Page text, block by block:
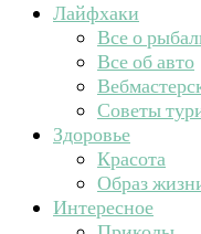
Лайфхаки
Все о
Все об авто
Советы
Здоровье
Красота
Образ
Интересное